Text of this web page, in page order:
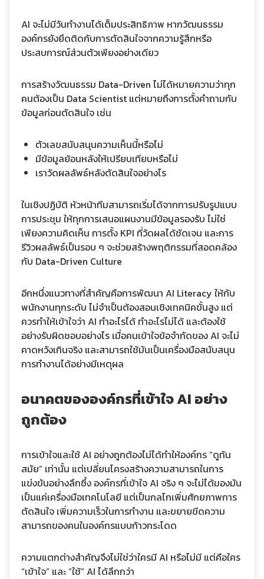
AI จะไม่มีวันทำงานได้เต็มประสิทธิภาพ หากวัฒนธรรม
องค์กรยังยึดติดกับการตัดสินใจจากความรู้สึกหรือ
ประสบการณ์ส่วนตัวเพียงอย่างเดียว
การสร้างวัฒนธรรม Data-Driven ไม่ได้หมายความว่าทุก
คนต้องเป็น Data Scientist แต่หมายถึงการตั้งคำถามกับ
ข้อมูลก่อนตัดสินใจ เช่น
ตัวเลขสนับสนุนความเห็นนี้หรือไม่
มีข้อมูลย้อนหลังให้เปรียบเทียบหรือไม่
เราวัดผลลัพธ์หลังตัดสินใจอย่างไร
ในเชิงปฏิบัติ หัวหน้าทีมสามารถเริ่มได้จากการปรับรูปแบบ
การประชุม ให้ทุกการเสนอแผนงานมีข้อมูลรองรับ ไม่ใช่
เพียงความคิดเห็น การตั้ง KPI ที่วัดผลได้ชัดเจน และการ
รีวิวผลลัพธ์เป็นรอบ ๆ จะช่วยสร้างพฤติกรรมที่สอดคล้อง
กับ Data-Driven Culture
อีกหนึ่งแนวทางที่สำคัญคือการพัฒนา AI Literacy ให้กับ
พนักงานทุกระดับ ไม่จำเป็นต้องสอนเชิงเทคนิคขั้นสูง แต่
ควรทำให้เข้าใจว่า AI ทำอะไรได้ ทำอะไรไม่ได้ และต้องใช้
อย่างรับผิดชอบอย่างไร เมื่อคนเข้าใจข้อจำกัดของ AI จะไม่
คาดหวังเกินจริง และสามารถใช้มันเป็นเครื่องมือสนับสนุน
การทำงานได้อย่างมีเหตุผล
อนาคตขององค์กรที่เข้าใจ AI อย่าง
ถูกต้อง
การเข้าใจและใช้ AI อย่างถูกต้องไม่ได้ทำให้องค์กร “ดูทัน
สมัย” เท่านั้น แต่เปลี่ยนโครงสร้างความสามารถในการ
แข่งขันอย่างลึกซึ้ง องค์กรที่เข้าใจ AI จริง ๆ จะไม่ได้มองมัน
เป็นแค่เครื่องมือเทคโนโลยี แต่เป็นกลไกเพิ่มศักยภาพการ
ตัดสินใจ เพิ่มความเร็วในการทำงาน และขยายขีดความ
สามารถของคนในองค์กรแบบก้าวกระโดด
ความแตกต่างสำคัญจึงไม่ใช่ว่าใครมี AI หรือไม่มี แต่คือใคร
“เข้าใจ” และ “ใช้” AI ได้ลึกกว่า